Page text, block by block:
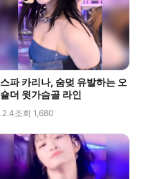
파 카리나, 숨멎 유발하는 오
더 윗가슴골 라인
조회 1,680